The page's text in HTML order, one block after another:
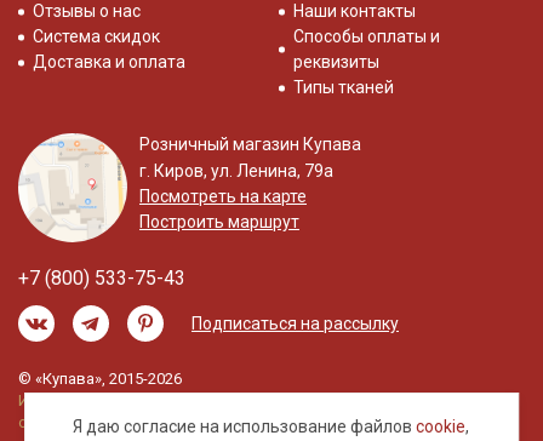
Я даю согласие на использование файловcookie,
Отзывы о нас
Система скидок
Доставка и оплата
Наши контакты
Способы оплаты и
реквизиты
Типы тканей
Розничный магазин Купава
г. Киров, ул. Ленина, 79а
Посмотреть на карте
Построить маршрут
+7 (800) 533-75-43
Подписаться на рассылку
© «Купава», 2015-2026
Информация на сайте не является публичной
офертой.